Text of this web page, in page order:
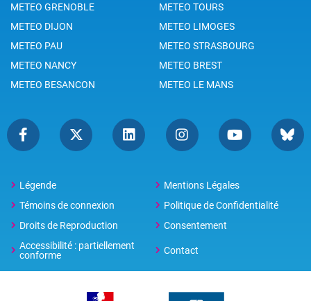
METEO GRENOBLE
METEO TOURS
METEO DIJON
METEO LIMOGES
METEO PAU
METEO STRASBOURG
METEO NANCY
METEO BREST
METEO BESANCON
METEO LE MANS
Légende
Mentions Légales
Témoins de connexion
Politique de Confidentialité
Droits de Reproduction
Consentement
Accessibilité : partiellement
conforme
Contact